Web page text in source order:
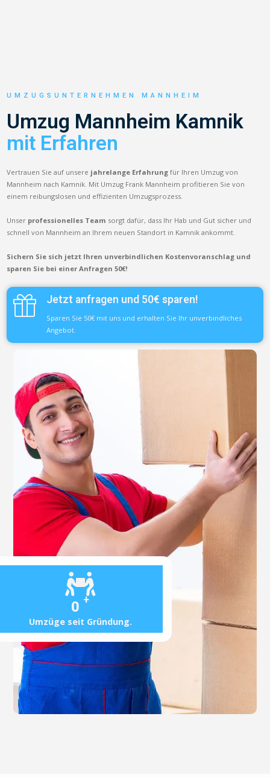
0 +
Umzüge seit Gründung.
UMZUGSUNTERNEHMEN MANNHEIM
Umzug Mannheim Kamnik
mit Erfahren
Vertrauen Sie auf unsere jahrelange Erfahrung für Ihren Umzug von
Mannheim nach Kamnik. Mit Umzug Frank Mannheim profitieren Sie von
einem reibungslosen und effizienten Umzugsprozess.
Unser professionelles Team sorgt dafür, dass Ihr Hab und Gut sicher und
schnell von Mannheim an Ihrem neuen Standort in Kamnik ankommt.
Sichern Sie sich jetzt Ihren unverbindlichen Kostenvoranschlag und
sparen Sie bei einer Anfragen 50€!
Jetzt anfragen und 50€ sparen!
Sparen Sie 50€ mit uns und erhalten Sie Ihr unverbindliches
Angebot.